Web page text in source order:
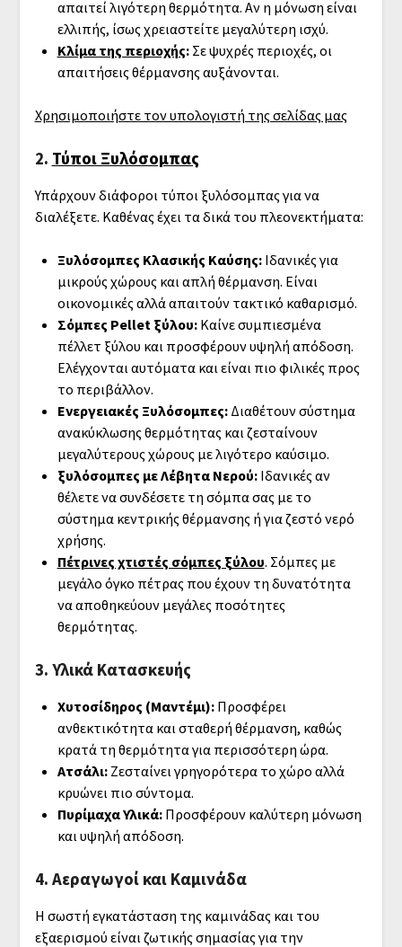
απαιτεί λιγότερη θερμότητα. Αν η μόνωση είναι
ελλιπής, ίσως χρειαστείτε μεγαλύτερη ισχύ.
Κλίμα της περιοχής:Σε ψυχρές περιοχές, οι
απαιτήσεις θέρμανσης αυξάνονται.
Χρησιμοποιήστε τον υπολογιστή της σελίδας μας
2. Τύποι Ξυλόσομπας
Υπάρχουν διάφοροι τύποι ξυλόσομπας για να
διαλέξετε. Καθένας έχει τα δικά του πλεονεκτήματα:
Ξυλόσομπες Κλασικής Καύσης:Ιδανικές για
μικρούς χώρους και απλή θέρμανση. Είναι
οικονομικές αλλά απαιτούν τακτικό καθαρισμό.
Σόμπες Pellet ξύλου:Καίνε συμπιεσμένα
πέλλετ ξύλου και προσφέρουν υψηλή απόδοση.
Ελέγχονται αυτόματα και είναι πιο φιλικές προς
το περιβάλλον.
Ενεργειακές Ξυλόσομπες:Διαθέτουν σύστημα
ανακύκλωσης θερμότητας και ζεσταίνουν
μεγαλύτερους χώρους με λιγότερο καύσιμο.
ξυλόσομπες με Λέβητα Νερού:Ιδανικές αν
θέλετε να συνδέσετε τη σόμπα σας με το
σύστημα κεντρικής θέρμανσης ή για ζεστό νερό
χρήσης.
Πέτρινες χτιστές σόμπες ξύλου. Σόμπες με
μεγάλο όγκο πέτρας που έχουν τη δυνατότητα
να αποθηκεύουν μεγάλες ποσότητες
θερμότητας.
3. Υλικά Κατασκευής
Χυτοσίδηρος (Μαντέμι):Προσφέρει
ανθεκτικότητα και σταθερή θέρμανση, καθώς
κρατά τη θερμότητα για περισσότερη ώρα.
Ατσάλι:Ζεσταίνει γρηγορότερα το χώρο αλλά
κρυώνει πιο σύντομα.
Πυρίμαχα Υλικά:Προσφέρουν καλύτερη μόνωση
και υψηλή απόδοση.
4. Αεραγωγοί και Καμινάδα
Η σωστή εγκατάσταση της καμινάδας και του
εξαερισμού είναι ζωτικής σημασίας για την